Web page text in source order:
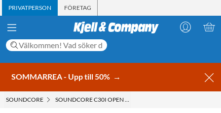
PRIVATPERSON FÖRETAG
SOMMARREA - Upp till 50% →
SOUNDCORE SOUNDCORE C30I OPEN EAR-HÖRLURAR MED CLIP-ON-